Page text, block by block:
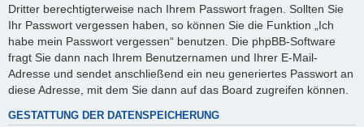
Dritter berechtigterweise nach Ihrem Passwort fragen. Sollten Sie
Ihr Passwort vergessen haben, so können Sie die Funktion „Ich
habe mein Passwort vergessen“ benutzen. Die phpBB-Software
fragt Sie dann nach Ihrem Benutzernamen und Ihrer E-Mail-
Adresse und sendet anschließend ein neu generiertes Passwort an
diese Adresse, mit dem Sie dann auf das Board zugreifen können.
GESTATTUNG DER DATENSPEICHERUNG